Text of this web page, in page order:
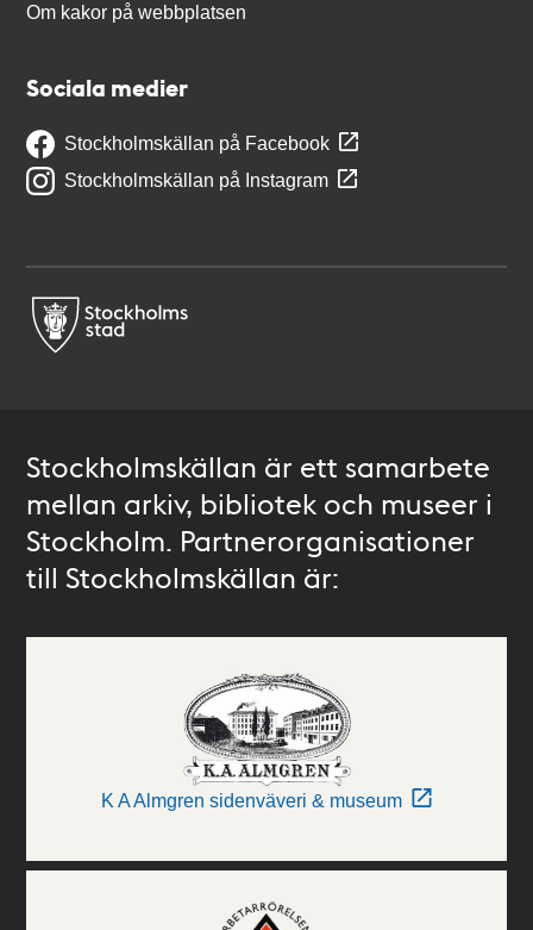
Om kakor på webbplatsen
Sociala medier
Stockholmskällan på Facebook
Stockholmskällan på Instagram
Stockholmskällan är ett samarbete
mellan arkiv, bibliotek och museer i
Stockholm. Partnerorganisationer
till Stockholmskällan är:
K A Almgren sidenväveri & museum